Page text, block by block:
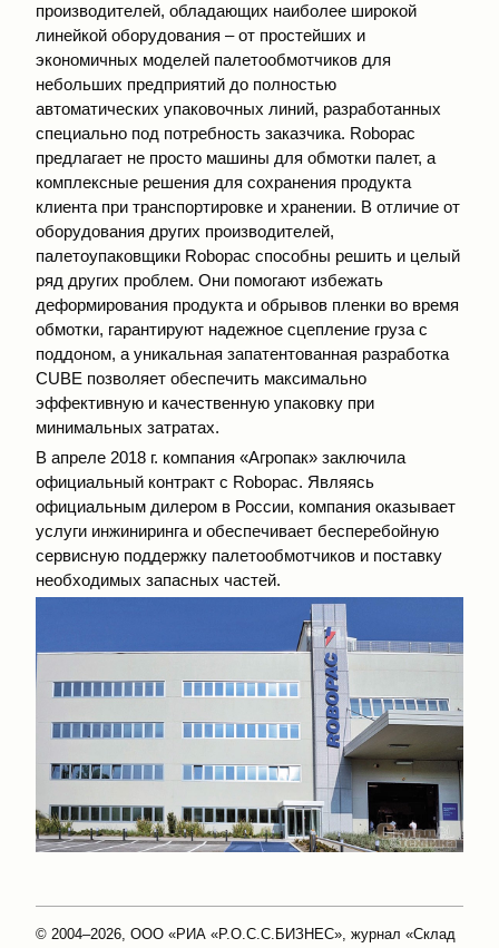
производителей, обладающих наиболее широкой
линейкой оборудования – от простейших и
экономичных моделей палетообмотчиков для
небольших предприятий до полностью
автоматических упаковочных линий, разработанных
специально под потребность заказчика. Robopac
предлагает не просто машины для обмотки палет, а
комплексные решения для сохранения продукта
клиента при транспортировке и хранении. В отличие от
оборудования других производителей,
палетоупаковщики Robopac способны решить и целый
ряд других проблем. Они помогают избежать
деформирования продукта и обрывов пленки во время
обмотки, гарантируют надежное сцепление груза с
поддоном, а уникальная запатентованная разработка
CUBE позволяет обеспечить максимально
эффективную и качественную упаковку при
минимальных затратах.
В апреле 2018 г. компания «Агропак» заключила
официальный контракт с Robopac. Являясь
официальным дилером в России, компания оказывает
услуги инжиниринга и обеспечивает бесперебойную
сервисную поддержку палетообмотчиков и поставку
необходимых запасных частей.
© 2004–2026, ООО «РИА «Р.О.С.С.БИЗНЕС», журнал «Склад